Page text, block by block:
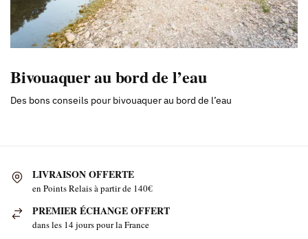
Bivouaquer au bord de l’eau
Des bons conseils pour bivouaquer au bord de l’eau
LIVRAISON OFFERTE
en Points Relais à partir de 140€
PREMIER ÉCHANGE OFFERT
dans les 14 jours pour la France